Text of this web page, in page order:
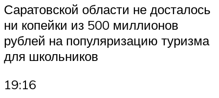
Саратовской области не досталось
ни копейки из 500 миллионов
рублей на популяризацию туризма
для школьников
19:16